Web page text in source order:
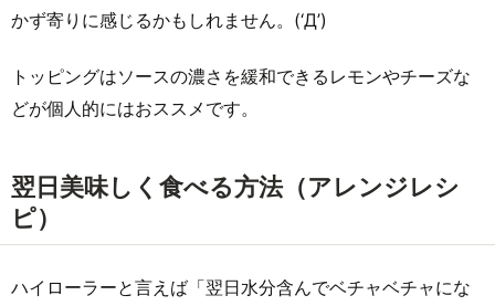
かず寄りに感じるかもしれません。(‘Д’)
トッピングはソースの濃さを緩和できるレモンやチーズな
どが個人的にはおススメです。
翌日美味しく食べる方法（アレンジレシ
ピ）
ハイローラーと言えば「翌日水分含んでベチャベチャにな